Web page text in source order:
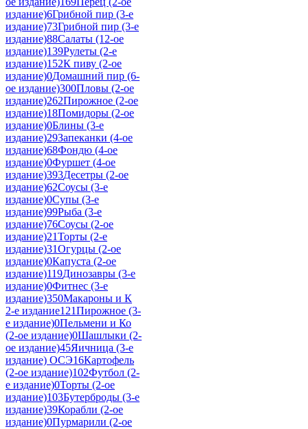
издание)6Грибной пир (3-е
издание)73Грибной пир (3-е
издание)88Салаты (12-ое
издание)139Рулеты (2-е
издание)152К пиву (2-ое
издание)0Домашний пир (6-
ое издание)300Пловы (2-ое
издание)262Пирожное (2-ое
издание)18Помидоры (2-ое
издание)0Блины (3-е
издание)29Запеканки (4-ое
издание)68Фондю (4-ое
издание)0Фуршет (4-ое
издание)393Десетры (2-ое
издание)62Соусы (3-е
издание)0Супы (3-е
издание)99Рыба (3-е
издание)76Соусы (2-ое
издание)21Торты (2-е
издание)31Огурцы (2-ое
издание)0Капуста (2-ое
издание)119Динозавры (3-е
издание)0Фитнес (3-е
издание)350Макароны и К
2-е издание121Пирожное (3-
е издание)0Пельмени и Ко
(2-ое издание)0Шашлыки (2-
ое издание)45Яичница (3-е
издание) ОСЭ16Картофель
(2-ое издание)102Футбол (2-
е издание)0Торты (2-ое
издание)103Бутерброды (3-е
издание)39Корабли (2-ое
издание)0Пурмарили (2-ое